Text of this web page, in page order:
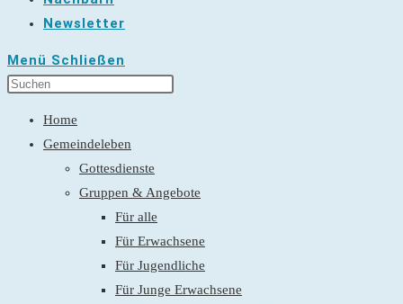
Newsletter
Menü Schließen
Home
Gemeindeleben
Gottesdienste
Gruppen & Angebote
Für alle
Für Erwachsene
Für Jugendliche
Für Junge Erwachsene